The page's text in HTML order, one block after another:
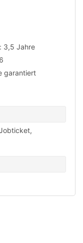
3,5 Jahre
garantiert
,